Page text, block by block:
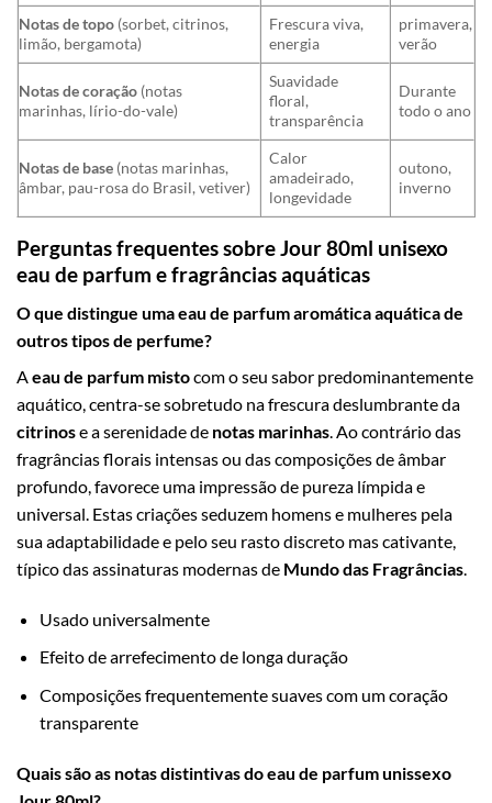
Notas de topo (sorbet, citrinos,
limão, bergamota)
Frescura viva,
energia
primavera,
verão
Notas de coração (notas
marinhas, lírio-do-vale)
Suavidade
floral,
transparência
Durante
todo o ano
Notas de base (notas marinhas,
âmbar, pau-rosa do Brasil, vetiver)
Calor
amadeirado,
longevidade
outono,
inverno
Perguntas frequentes sobre Jour 80ml unisexo
eau de parfum e fragrâncias aquáticas
O que distingue uma eau de parfum aromática aquática de
outros tipos de perfume?
Aeau de parfum mistocom o seu sabor predominantemente
aquático, centra-se sobretudo na frescura deslumbrante da
citrinose a serenidade de notas marinhas. Ao contrário das
fragrâncias florais intensas ou das composições de âmbar
profundo, favorece uma impressão de pureza límpida e
universal. Estas criações seduzem homens e mulheres pela
sua adaptabilidade e pelo seu rasto discreto mas cativante,
típico das assinaturas modernas de Mundo das Fragrâncias.
Usado universalmente
Efeito de arrefecimento de longa duração
Composições frequentemente suaves com um coração
transparente
Quais são as notas distintivas do eau de parfum unissexo